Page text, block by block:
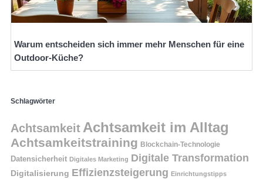
Warum entscheiden sich immer mehr Menschen für eine
Outdoor-Küche?
Schlagwörter
Achtsamkeit Achtsamkeit im Alltag
Achtsamkeitstraining Blockchain-Technologie
Datensicherheit Digitales Marketing Digitale Transformation
Digitalisierung Effizienzsteigerung Einrichtungstipps